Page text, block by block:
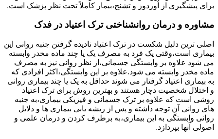
برای پیشگیری از اُوردوز و تشنج،بیمار کاملاً تحت نظر پزشک است.
مشاوره و درمان روانشناختی ترک اعتیاد در فدک
اصلی ترین دلیل شکست در ترک اعتیاد نادیده گرفتن جنبه روانی این
بیماری است،وقتی یک فرد به مصرف یک یا چند ماده مخدر وابسته
می شود علاوه بر وابستگی جسمانی،از نظر روانی نیز به مصرف
ماده مخدر وابسته می شود.علاوه بر این وابستگی،اکثر افرادی که
به بیماری اعتیاد گرفتار می شوند حداقل به یک یا چند بیماری روانی
و اختلال شخصیت دچار هستند و بهترین روش برای ترک اعتیاد
روشی است که علاوه بر ترک جسمانی و فیزیکی بیماری،به جنبه
های روانی آن توجه داشته و پس از ریشه یابی بیماری ها و دلایل
روانی وابستگی به این بیماری،به برطرف کردن و درمان علمی و
اصولی آنها بپردازد.